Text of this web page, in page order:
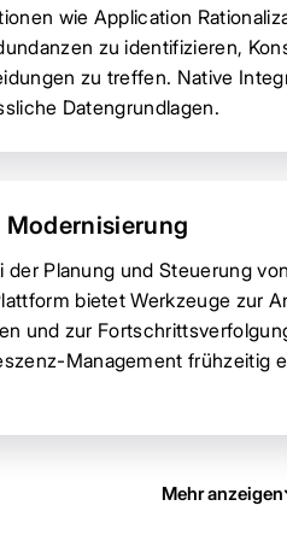
wie Application
zu identifizieren,
zu treffen. Native
Datengrundlagen.
Modernisierung
Planung und Steuerung
bietet Werkzeuge zur
und zur
Management frühzeitig
Mehr anzeigen